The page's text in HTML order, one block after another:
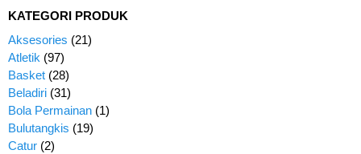
KATEGORI PRODUK
Aksesories (21)
Atletik (97)
Basket (28)
Beladiri (31)
Bola Permainan (1)
Bulutangkis (19)
Catur (2)